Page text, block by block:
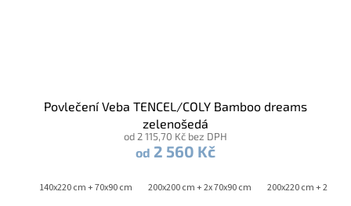
Povlečení Veba TENCEL/COLY Bamboo dreams
zelenošedá
od 2 115,70 Kč bez DPH
od 2 560 Kč
140x220 cm + 70x90 cm 200x200 cm + 2x 70x90 cm 200x220 cm + 2x